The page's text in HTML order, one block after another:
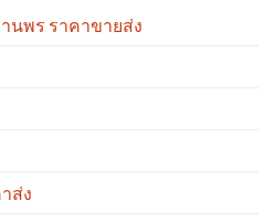
นพร ราคาขายส่ง
ส่ง